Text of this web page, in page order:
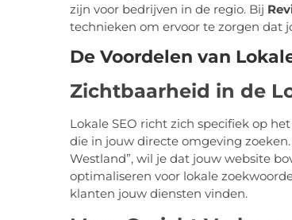
zijn voor bedrijven in de regio. Bij
technieken om ervoor te zorgen dat
De Voordelen van
Zichtbaarheid in de
Lokale SEO richt zich specifiek op
die in jouw directe omgeving zoeken.
Westland”, wil je dat jouw website
optimaliseren voor lokale
klanten jouw diensten vinden.